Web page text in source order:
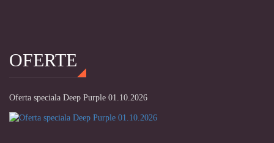
OFERTE
Oferta speciala Deep Purple 01.10.2026